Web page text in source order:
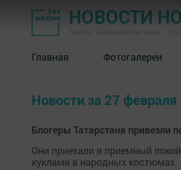
НОВОСТИ
Главная Фотогалереи
Новости за 27
Блогеры Татарстана привезли
Они приехали в приемный
куклами в народных костюмах.